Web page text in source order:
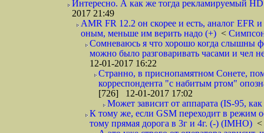
Интересно. А как же тогда рекламируемый
2017 21:49
AMR FR 12.2 он скорее и есть, аналог EFR
оным, меньше им верить надо (+) <
Сомневаюсь я что хорошо когда слышны
можно было разговаривать часами и чел
12-01-2017 16:22
Странно, в приснопамятном Сонете,
корреспондента "с набитым ртом"
[726] 12-01-2017 17:02
Может зависит от аппарата (IS-95,
К тому же, если GSM переходит в режим
тому прямая дорога в 3г и 4г. (-) (IMHO) <